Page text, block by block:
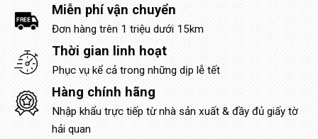
Miễn phí vận chuyển
Đơn hàng trên 1 triệu dưới 15km
Thời gian linh hoạt
Phục vụ kể cả trong những dịp lễ tết
Hàng chính hãng
Nhập khẩu trực tiếp từ nhà sản xuất & đầy đủ giấy tờ
hải quan